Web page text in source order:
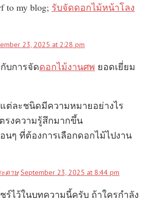
to my blog; รับจัดดอกไม้หน้าโลง
23, 2025 at 2:28 pm
บการจัดดอกไม้งานศพ ยอดเยี่ยม
ต่ละชนิดมีความหมายอย่างไร
รงความรู้สึกมากขึ้น
นๆ ที่ต้องการเลือกดอกไม้ไปงาน
ดาษ September 23, 2025 at 8:44 pm
ไว้ในบทความนี้ครับ ถ้าใครกำลัง